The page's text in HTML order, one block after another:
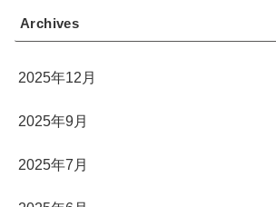
Archives
2025年12月
2025年9月
2025年7月